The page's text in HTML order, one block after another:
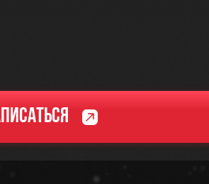
РЕМОНТ И
ОБСЛУЖИВАНИЕ